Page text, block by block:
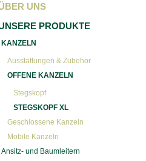
UNS
PRODUKTE
KANZELN
Ausstattungen & Zubehör
OFFENE KANZELN
Stegskopf
STEGSKOPF XL
Geschlossene Kanzeln
Mobile Kanzeln
Ansitz- und Baumleitern